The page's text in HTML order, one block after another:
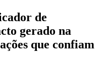
de
gerado na
que confiam